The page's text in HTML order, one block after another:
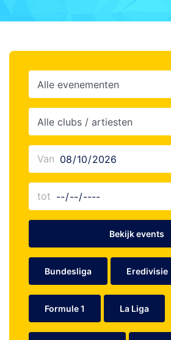
Bekijk events
Bundesliga Eredivisie
Formule 1 La Liga